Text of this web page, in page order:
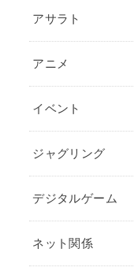
アサラト
アニメ
イベント
ジャグリング
デジタルゲーム
ネット関係